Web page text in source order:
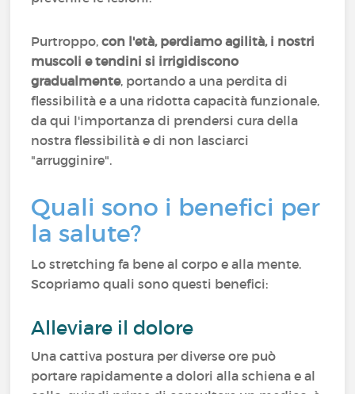
Purtroppo,con l'età, perdiamo agilità, i nostri
muscoli e tendini si irrigidiscono
gradualmente, portando a una perdita di
flessibilità e a una ridotta capacità funzionale,
da qui l'importanza di prendersi cura della
nostra flessibilità e di non lasciarci
"arrugginire".
Quali sono i benefici per
la salute?
Lo stretching fa bene al corpo e alla mente.
Scopriamo quali sono questi benefici:
Alleviare il dolore
Una cattiva postura per diverse ore può
portare rapidamente a dolori alla schiena e al